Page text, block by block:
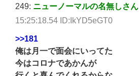
249: ニューノーマルの名無しさん
15:25:18.54 ID:IkYD5eGT0
>>181
俺は月一で面会にいってた
今はコロナであかんが